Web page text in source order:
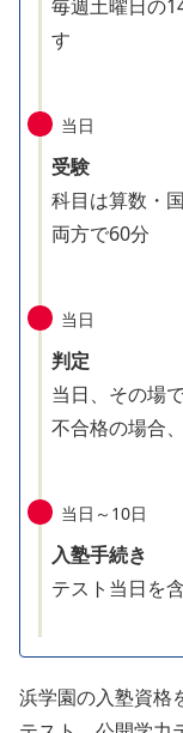
毎週土曜日の
す
当日
受験
科目は算数・
両方で60分
当日
判定
当日、その場
不合格の場合
当日～10日
入塾手続き
テスト当日を
浜学園の入塾資格